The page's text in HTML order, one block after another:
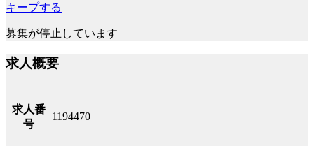
キープする
募集が停止しています
求人概要
求人番
号
1194470